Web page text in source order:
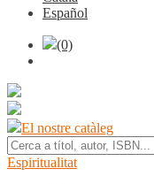
Español
(0)
El nostre catàleg
Espiritualitat